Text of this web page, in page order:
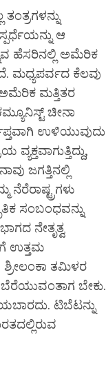
ಆ
ಹೆಸರಿನಲ್ಲಿ ಅಮೆರಿಕ
ಮಧ್ಯಪರ್ವದ ಕೆಲವು
ಅಮೆರಿಕ ಮತ್ತಿತರ
ಚೀನಾ
ಉಳಿಯುವುದು
ಜಗತ್ತಿನಲ್ಲಿ
ನೆರೆರಾಷ್ಟ್ರಗಳು
ಸಂಬಂಧವನ್ನು
ನೇತೃತ್ವ
ಉತ್ತಮ
ಶ್ರೀಲಂಕಾ ತಮಿಳರ
ಬೇಕು.
ಟಿಬೆಟನ್ನು